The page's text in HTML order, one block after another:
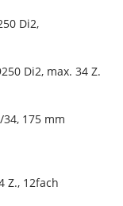
Di2,
Di2, max. 34 Z.
175 mm
Z., 12fach